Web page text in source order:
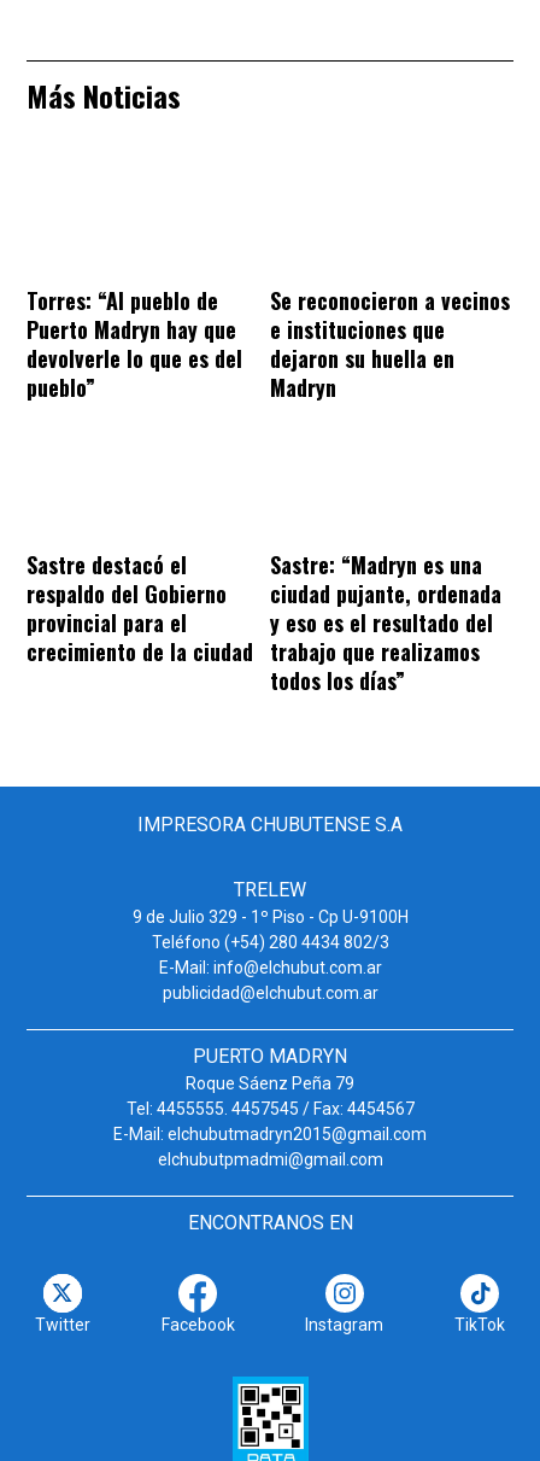
Más Noticias
Torres: “Al pueblo de
Puerto Madryn hay que
devolverle lo que es del
pueblo”
Se reconocieron a vecinos
e instituciones que
dejaron su huella en
Madryn
Sastre destacó el
respaldo del Gobierno
provincial para el
crecimiento de la ciudad
Sastre: “Madryn es una
ciudad pujante, ordenada
y eso es el resultado del
trabajo que realizamos
todos los días”
IMPRESORA CHUBUTENSE S.A
TRELEW
9 de Julio 329 - 1º Piso - Cp U-9100H
Teléfono (+54) 280 4434 802/3
E-Mail: info@elchubut.com.ar
publicidad@elchubut.com.ar
PUERTO MADRYN
Roque Sáenz Peña 79
Tel: 4455555. 4457545 / Fax: 4454567
E-Mail: elchubutmadryn2015@gmail.com
elchubutpmadmi@gmail.com
ENCONTRANOS EN
Twitter Facebook Instagram TikTok